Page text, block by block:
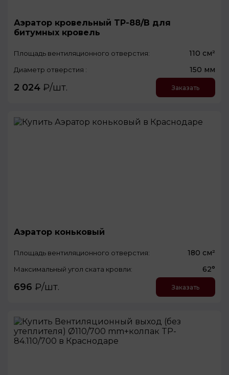
Аэратор кровельный TP-88/B для
битумных кровель
Площадь вентиляционного отверстия: 110 см²
Диаметр отверстия : 150 мм
2 024 ₽/шт. Заказать
Аэратор коньковый
Площадь вентиляционного отверстия: 180 см²
Максимальный угол ската кровли: 62°
696 ₽/шт. Заказать